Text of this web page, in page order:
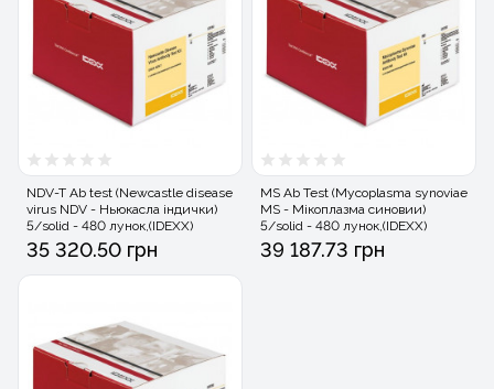
NDV-T Ab test (Newcastle disease
virus NDV - Ньюкасла індички)
5/solid - 480 лунок,(IDEXX)
35 320.50 грн
MS Ab Test (Mycoplasma synoviae
MS - Мікоплазма синовии)
5/solid - 480 лунок,(IDEXX)
39 187.73 грн